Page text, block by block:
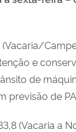
e
de
previsão de
(Vacaria a